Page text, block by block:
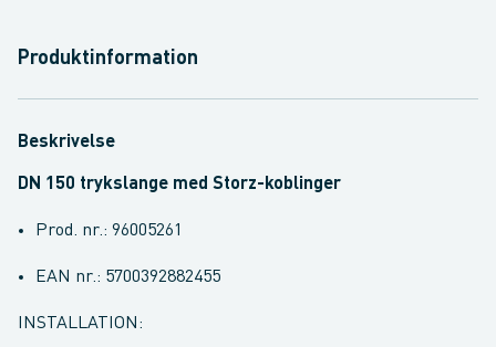
Produktinformation
Beskrivelse
DN 150 trykslange med Storz-koblinger
Prod. nr.: 96005261
EAN nr.: 5700392882455
INSTALLATION: